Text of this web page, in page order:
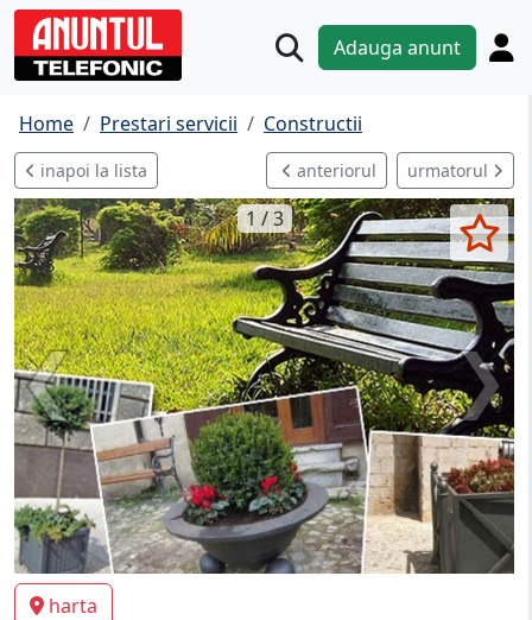
Adauga anunt
Home Prestari servicii Constructii
inapoi la lista anteriorul urmatorul
1 / 3
harta